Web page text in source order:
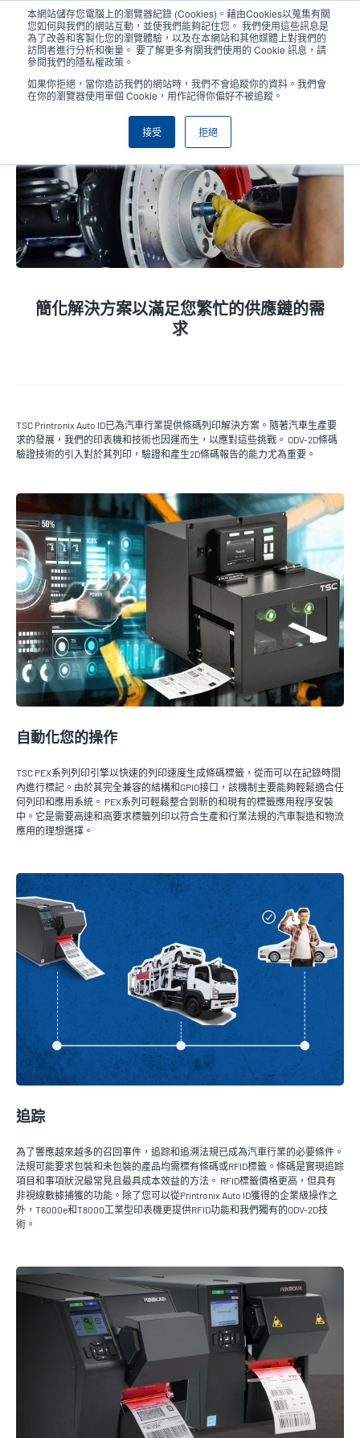
本網站儲存您電腦上的瀏覽器紀錄 (Cookies)。藉由Cookies以蒐集有關
您如何與我們的網站互動，並使我們能夠記住您。 我們使用這些訊息是
為了改善和客製化您的瀏覽體驗，以及在本網站和其他媒體上對我們的
訪問者進行分析和衡量。 要了解更多有關我們使用的 Cookie 訊息，請
參閱我們的隱私權政策。
如果你拒絕，當你造訪我們的網站時，我們不會追蹤你的資料。我們會
在你的瀏覽器使用單個 Cookie，用作記得你偏好不被追蹤。
接受 拒絕
User
menu
User
Header
簡化解決方案以滿足您繁忙的供應鏈的需
求
TSC Printronix Auto ID已為汽車行業提供條碼列印解決方案。隨著汽車生產要
求的發展，我們的印表機和技術也因運而生，以應對這些挑戰。 ODV-2D條碼
驗證技術的引入對於其列印，驗證和產生2D條碼報告的能力尤為重要。
自動化您的操作
TSC PEX系列列印引擎以快速的列印速度生成條碼標籤，從而可以在記錄時間
內進行標記。由於其完全兼容的結構和GPIO接口，該機制主要能夠輕鬆適合任
何列印和應用系統。 PEX系列可輕鬆整合到新的和現有的標籤應用程序安裝
中。它是需要高速和高要求標籤列印以符合生產和行業法規的汽車製造和物流
應用的理想選擇。
追踪
為了響應越來越多的召回事件，追踪和追溯法規已成為汽車行業的必要條件。
法規可能要求包裝和未包裝的產品均需標有條碼或RFID標籤。條碼是實現追踪
項目和事項狀況最常見且最具成本效益的方法。 RFID標籤價格更高，但具有
非視線數據捕獲的功能。除了您可以從Printronix Auto ID獲得的企業級操作之
外，T6000e和T8000工業型印表機更提供RFID功能和我們獨有的ODV-2D技
術。